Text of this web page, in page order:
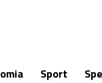
Sport